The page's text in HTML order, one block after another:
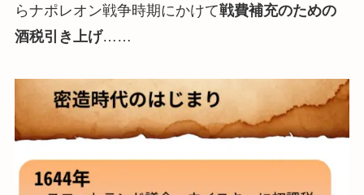
らナポレオン戦争時期にかけて戦費補充のための
酒税引き上げ……